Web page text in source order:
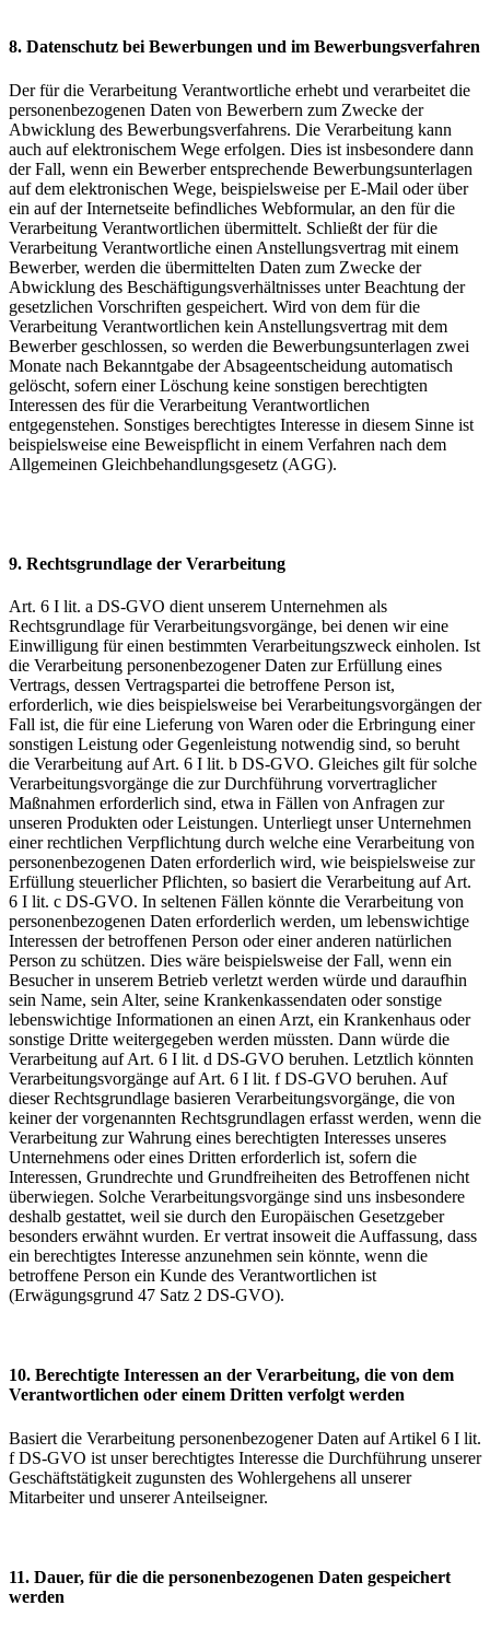
8. Datenschutz bei Bewerbungen und im Bewerbungsverfahren
Der für die Verarbeitung Verantwortliche erhebt und verarbeitet die
personenbezogenen Daten von Bewerbern zum Zwecke der
Abwicklung des Bewerbungsverfahrens. Die Verarbeitung kann
auch auf elektronischem Wege erfolgen. Dies ist insbesondere dann
der Fall, wenn ein Bewerber entsprechende Bewerbungsunterlagen
auf dem elektronischen Wege, beispielsweise per E-Mail oder über
ein auf der Internetseite befindliches Webformular, an den für die
Verarbeitung Verantwortlichen übermittelt. Schließt der für die
Verarbeitung Verantwortliche einen Anstellungsvertrag mit einem
Bewerber, werden die übermittelten Daten zum Zwecke der
Abwicklung des Beschäftigungsverhältnisses unter Beachtung der
gesetzlichen Vorschriften gespeichert. Wird von dem für die
Verarbeitung Verantwortlichen kein Anstellungsvertrag mit dem
Bewerber geschlossen, so werden die Bewerbungsunterlagen zwei
Monate nach Bekanntgabe der Absageentscheidung automatisch
gelöscht, sofern einer Löschung keine sonstigen berechtigten
Interessen des für die Verarbeitung Verantwortlichen
entgegenstehen. Sonstiges berechtigtes Interesse in diesem Sinne ist
beispielsweise eine Beweispflicht in einem Verfahren nach dem
Allgemeinen Gleichbehandlungsgesetz (AGG).
9. Rechtsgrundlage der Verarbeitung
Art. 6 I lit. a DS-GVO dient unserem Unternehmen als
Rechtsgrundlage für Verarbeitungsvorgänge, bei denen wir eine
Einwilligung für einen bestimmten Verarbeitungszweck einholen. Ist
die Verarbeitung personenbezogener Daten zur Erfüllung eines
Vertrags, dessen Vertragspartei die betroffene Person ist,
erforderlich, wie dies beispielsweise bei Verarbeitungsvorgängen der
Fall ist, die für eine Lieferung von Waren oder die Erbringung einer
sonstigen Leistung oder Gegenleistung notwendig sind, so beruht
die Verarbeitung auf Art. 6 I lit. b DS-GVO. Gleiches gilt für solche
Verarbeitungsvorgänge die zur Durchführung vorvertraglicher
Maßnahmen erforderlich sind, etwa in Fällen von Anfragen zur
unseren Produkten oder Leistungen. Unterliegt unser Unternehmen
einer rechtlichen Verpflichtung durch welche eine Verarbeitung von
personenbezogenen Daten erforderlich wird, wie beispielsweise zur
Erfüllung steuerlicher Pflichten, so basiert die Verarbeitung auf Art.
6 I lit. c DS-GVO. In seltenen Fällen könnte die Verarbeitung von
personenbezogenen Daten erforderlich werden, um lebenswichtige
Interessen der betroffenen Person oder einer anderen natürlichen
Person zu schützen. Dies wäre beispielsweise der Fall, wenn ein
Besucher in unserem Betrieb verletzt werden würde und daraufhin
sein Name, sein Alter, seine Krankenkassendaten oder sonstige
lebenswichtige Informationen an einen Arzt, ein Krankenhaus oder
sonstige Dritte weitergegeben werden müssten. Dann würde die
Verarbeitung auf Art. 6 I lit. d DS-GVO beruhen. Letztlich könnten
Verarbeitungsvorgänge auf Art. 6 I lit. f DS-GVO beruhen. Auf
dieser Rechtsgrundlage basieren Verarbeitungsvorgänge, die von
keiner der vorgenannten Rechtsgrundlagen erfasst werden, wenn die
Verarbeitung zur Wahrung eines berechtigten Interesses unseres
Unternehmens oder eines Dritten erforderlich ist, sofern die
Interessen, Grundrechte und Grundfreiheiten des Betroffenen nicht
überwiegen. Solche Verarbeitungsvorgänge sind uns insbesondere
deshalb gestattet, weil sie durch den Europäischen Gesetzgeber
besonders erwähnt wurden. Er vertrat insoweit die Auffassung, dass
ein berechtigtes Interesse anzunehmen sein könnte, wenn die
betroffene Person ein Kunde des Verantwortlichen ist
(Erwägungsgrund 47 Satz 2 DS-GVO).
10. Berechtigte Interessen an der Verarbeitung, die von dem
Verantwortlichen oder einem Dritten verfolgt werden
Basiert die Verarbeitung personenbezogener Daten auf Artikel 6 I lit.
f DS-GVO ist unser berechtigtes Interesse die Durchführung unserer
Geschäftstätigkeit zugunsten des Wohlergehens all unserer
Mitarbeiter und unserer Anteilseigner.
11. Dauer, für die die personenbezogenen Daten gespeichert
werden